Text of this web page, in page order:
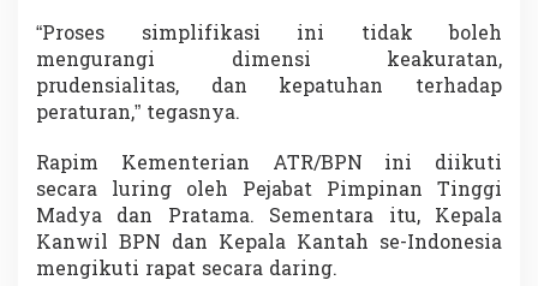
“Proses simplifikasi ini tidak boleh
mengurangi dimensi keakuratan,
prudensialitas, dan kepatuhan terhadap
peraturan,” tegasnya.
Rapim Kementerian ATR/BPN ini diikuti
secara luring oleh Pejabat Pimpinan Tinggi
Madya dan Pratama. Sementara itu, Kepala
Kanwil BPN dan Kepala Kantah se-Indonesia
mengikuti rapat secara daring.